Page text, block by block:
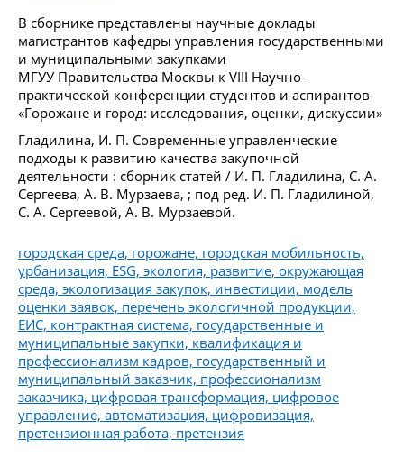
В сборнике представлены научные доклады
магистрантов кафедры управления государственными
и муниципальными закупками
МГУУ Правительства Москвы к VIII Научно-
практической конференции студентов и аспирантов
«Горожане и город: исследования, оценки, дискуссии»
Гладилина, И. П. Современные управленческие
подходы к развитию качества закупочной
деятельности : сборник статей / И. П. Гладилина, С. А.
Сергеева, А. В. Мурзаева, ; под ред. И. П. Гладилиной,
С. А. Сергеевой, А. В. Мурзаевой.
городская среда, горожане, городская мобильность,
урбанизация, ESG, экология, развитие, окружающая
среда, экологизация закупок, инвестиции, модель
оценки заявок, перечень экологичной продукции,
ЕИС, контрактная система, государственные и
муниципальные закупки, квалификация и
профессионализм кадров, государственный и
муниципальный заказчик, профессионализм
заказчика, цифровая трансформация, цифровое
управление, автоматизация, цифровизация,
претензионная работа, претензия